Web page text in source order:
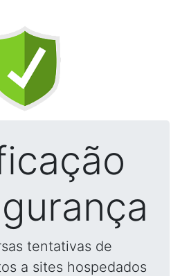
tentativas de
a sites hospedados